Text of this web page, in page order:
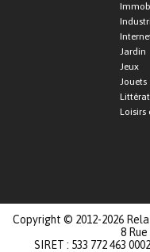
Jardin
Jeux
Jouets
Loisirs
Copyright © 2012-2026
8
SIRET : 533 772 463